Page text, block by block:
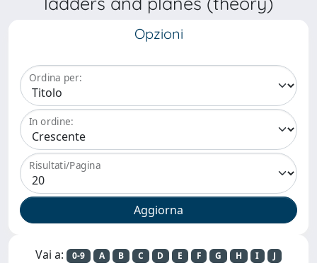
Opzioni
Ordina per:
In ordine:
Risultati/Pagina
Vai a: 0-9 A B C D E F G H I
J